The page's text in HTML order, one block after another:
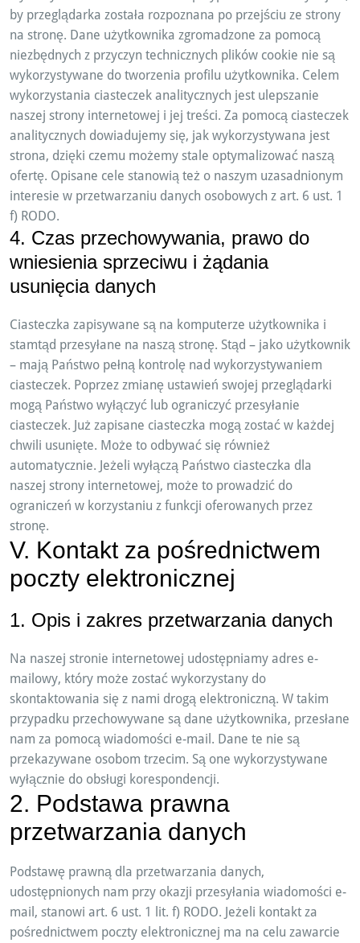
by przeglądarka została rozpoznana po przejściu ze strony
na stronę. Dane użytkownika zgromadzone za pomocą
niezbędnych z przyczyn technicznych plików cookie nie są
wykorzystywane do tworzenia profilu użytkownika. Celem
wykorzystania ciasteczek analitycznych jest ulepszanie
naszej strony internetowej i jej treści. Za pomocą ciasteczek
analitycznych dowiadujemy się, jak wykorzystywana jest
strona, dzięki czemu możemy stale optymalizować naszą
ofertę. Opisane cele stanowią też o naszym uzasadnionym
interesie w przetwarzaniu danych osobowych z art. 6 ust. 1
f) RODO.
4. Czas przechowywania, prawo do
wniesienia sprzeciwu i żądania
usunięcia danych
Ciasteczka zapisywane są na komputerze użytkownika i
stamtąd przesyłane na naszą stronę. Stąd – jako użytkownik
– mają Państwo pełną kontrolę nad wykorzystywaniem
ciasteczek. Poprzez zmianę ustawień swojej przeglądarki
mogą Państwo wyłączyć lub ograniczyć przesyłanie
ciasteczek. Już zapisane ciasteczka mogą zostać w każdej
chwili usunięte. Może to odbywać się również
automatycznie. Jeżeli wyłączą Państwo ciasteczka dla
naszej strony internetowej, może to prowadzić do
ograniczeń w korzystaniu z funkcji oferowanych przez
stronę.
V. Kontakt za pośrednictwem
poczty elektronicznej
1. Opis i zakres przetwarzania danych
Na naszej stronie internetowej udostępniamy adres e-
mailowy, który może zostać wykorzystany do
skontaktowania się z nami drogą elektroniczną. W takim
przypadku przechowywane są dane użytkownika, przesłane
nam za pomocą wiadomości e-mail. Dane te nie są
przekazywane osobom trzecim. Są one wykorzystywane
wyłącznie do obsługi korespondencji.
2. Podstawa prawna
przetwarzania danych
Podstawę prawną dla przetwarzania danych,
udostępnionych nam przy okazji przesyłania wiadomości e-
mail, stanowi art. 6 ust. 1 lit. f) RODO. Jeżeli kontakt za
pośrednictwem poczty elektronicznej ma na celu zawarcie